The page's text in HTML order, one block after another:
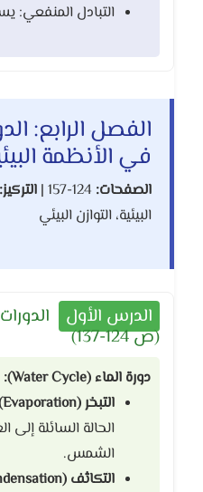
التبادل المنفعي:
الفصل الرابع:
في الأنظمة
الصفحات: التركيز:
البيئية، التوازن البيئي
الدرس الأول
(ص 124-137)
دورة الماء (Water Cycle):
التبخر (Evaporation):
الحالة السائلة إلى
الشمس.
التكاثف (Condensation):